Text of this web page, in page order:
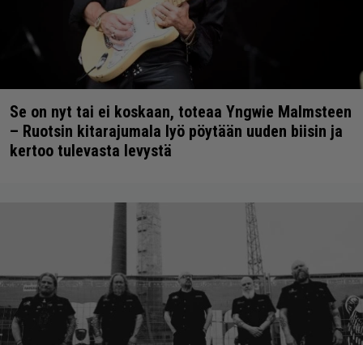
Se on nyt tai ei koskaan, toteaa Yngwie Malmsteen
– Ruotsin kitarajumala lyö pöytään uuden biisin ja
kertoo tulevasta levystä